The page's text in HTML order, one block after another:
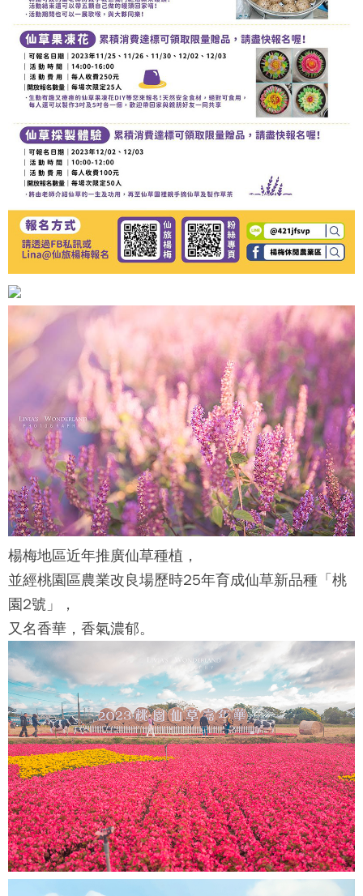
楊梅地區近年推廣仙草種植，
並經桃園區農業改良場歷時25年育成仙草新品種「桃
園2號」，
又名香華，香氣濃郁。